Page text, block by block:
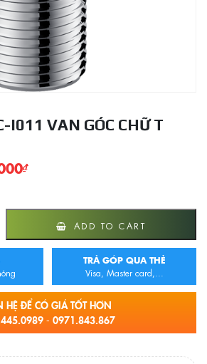
VAN GÓC CHỮ T
₫
Góc Chữ T JOMOO quantity
ADD TO CART
TRẢ GÓP QUA THẺ
Visa, Master card,...
HỆ ĐỂ CÓ GIÁ TỐT HƠN
- 0971.843.867